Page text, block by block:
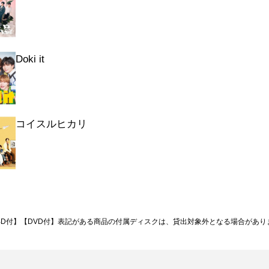
Doki it
コイスルヒカリ
付】【DVD付】表記がある商品の付属ディスクは、貸出対象外となる場合があり